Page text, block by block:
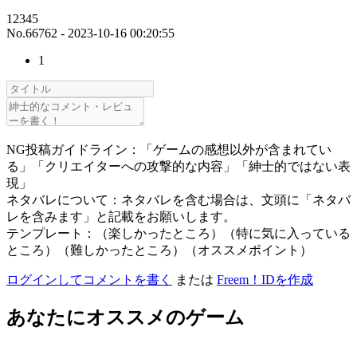
12345
No.66762 - 2023-10-16 00:20:55
1
NG投稿ガイドライン：「ゲームの感想以外が含まれてい
る」「クリエイターへの攻撃的な内容」「紳士的ではない表
現」
ネタバレについて：ネタバレを含む場合は、文頭に「ネタバ
レを含みます」と記載をお願いします。
テンプレート：（楽しかったところ）（特に気に入っている
ところ）（難しかったところ）（オススメポイント）
ログインしてコメントを書く または Freem！IDを作成
あなたにオススメのゲーム